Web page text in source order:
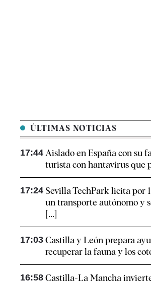
ÚLTIMAS NOTICIAS
17:44 Aislado en España con su
turista con hantavirus que
17:24 Sevilla TechPark licita por
un transporte autónomo y
[...]
17:03 Castilla y León prepara
recuperar la fauna y los
16:58 Castilla-La Mancha